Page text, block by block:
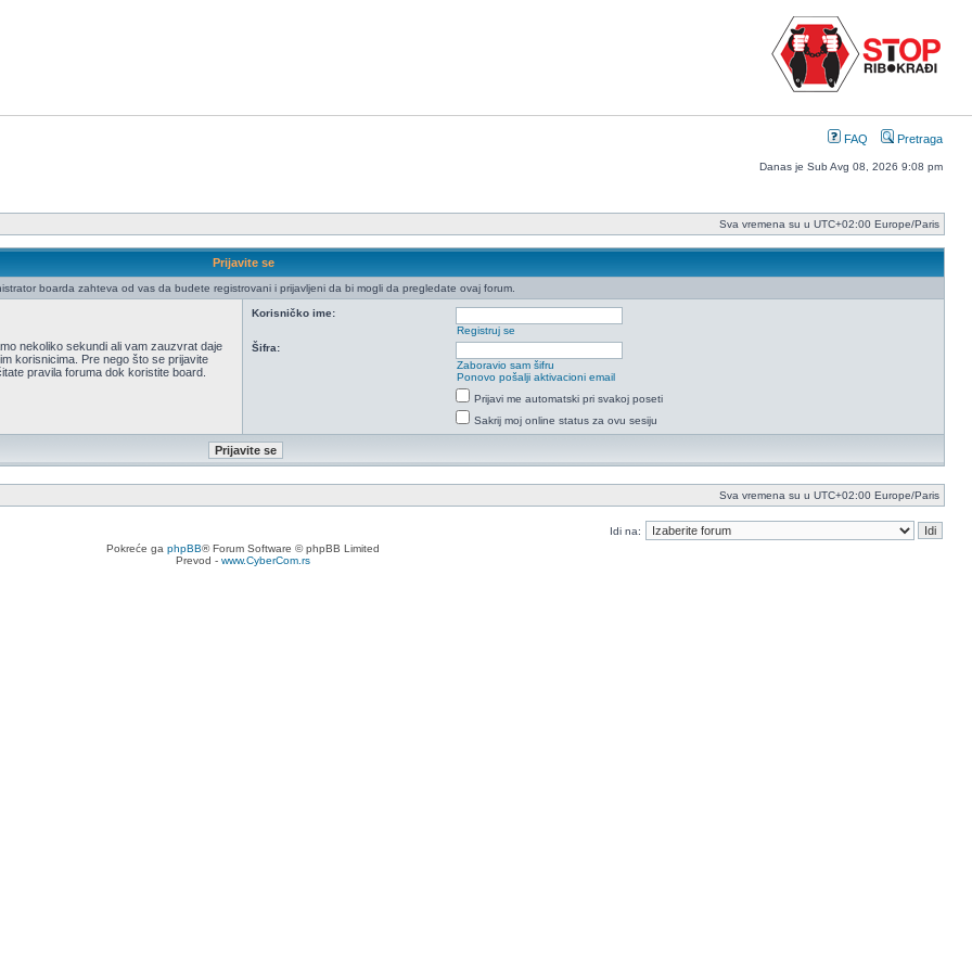
FAQ Pretraga
Danas je Sub Avg 08, 2026 9:08 pm
Sva vremena su u UTC+02:00 Europe/Paris
Prijavite se
boarda zahteva od vas da budete registrovani i prijavljeni da bi mogli da pregledate ovaj forum.
nekoliko sekundi ali vam zauzvrat daje
korisnicima. Pre nego što se prijavite
pravila foruma dok koristite board.
Korisničko ime:
Registruj se
Šifra:
Zaboravio sam šifru
Ponovo pošalji aktivacioni email
Prijavi me automatski pri svakoj poseti
Sakrij moj online status za ovu sesiju
Sva vremena su u UTC+02:00 Europe/Paris
Idi na:
Pokreće ga phpBB® Forum Software © phpBB Limited
Prevod - www.CyberCom.rs